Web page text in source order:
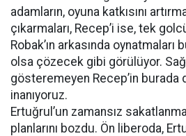
adamların, oyuna katkısını
çıkarmaları, Recep’i ise, tek
Robak’ın arkasında
olsa çözecek gibi görülüyor.
gösteremeyen Recep’in burada
inanıyoruz.
Ertuğrul’un zamansız
planlarını bozdu. Ön liberoda,